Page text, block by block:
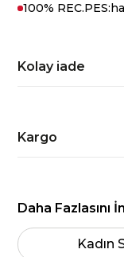
100%
Kolay iade
Kargo
Daha Fazlasını
Kadın